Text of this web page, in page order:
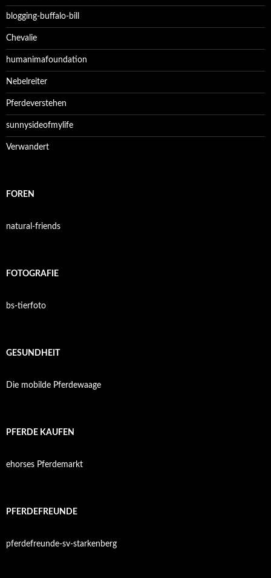
blogging-buffalo-bill
Chevalie
humanimafoundation
Nebelreiter
Pferdeverstehen
sunnysideofmylife
Verwandert
FOREN
natural-friends
FOTOGRAFIE
bs-tierfoto
GESUNDHEIT
Die mobilde Pferdewaage
PFERDE KAUFEN
ehorses Pferdemarkt
PFERDEFREUNDE
pferdefreunde-sv-starkenberg